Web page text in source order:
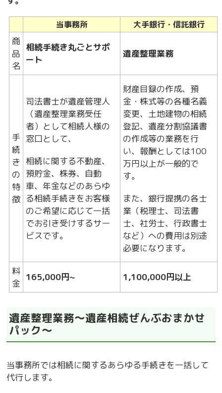
当事務所 大手銀行・信託銀行
商
品
名
相続手続き丸ごとサポ
ート
遺産整理業務
手
続
き
の
特
徴
司法書士が遺産管理人
（遺産整理業務受任
者）として相続人様の
窓口として、
相続に関する不動産、
預貯金、株券、自動
車、年金などのあらゆ
る相続手続きをお客様
のご希望に応じて一括
でお引き受けするサー
ビスです。
財産目録の作成、預
金・株式等の各種名義
変更、土地建物の相続
登記、遺産分割協議書
の作成等の業務を行
い、報酬としては100
万円以上が一般的で
す。
また、銀行提携の各士
業（税理士、司法書
士、社労士、行政書士
など）への費用は別途
必要になります。
料
金
165,000円~ 1,100,000円以上
遺産整理業務～遺産相続ぜんぶおまかせ
パック～
当事務所では相続に関するあらゆる手続きを一括して
代行します。